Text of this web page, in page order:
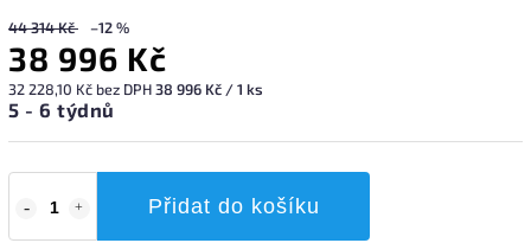
44 314 Kč –12 %
38 996 Kč
32 228,10 Kč bez DPH38 996 Kč / 1 ks
5 - 6 týdnů
Přidat do košíku